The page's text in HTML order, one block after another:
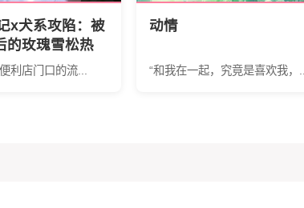
x犬系攻陷：被
的玫瑰雪松热
利店门口的流...
动情
“和我在一起，究竟是喜欢我，...